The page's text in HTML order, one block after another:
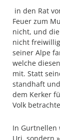
in den Rat
Feuer zum
nicht, und
nicht
seiner Alpe
welche
mit. Statt
standhaft
dem Kerker
Volk
In Gurtnellen